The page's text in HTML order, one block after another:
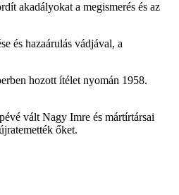
akadályokat a megismerés és az
és hazaárulás vádjával, a
hozott ítélet nyomán 1958.
vált Nagy Imre és mártírtársai
őket.